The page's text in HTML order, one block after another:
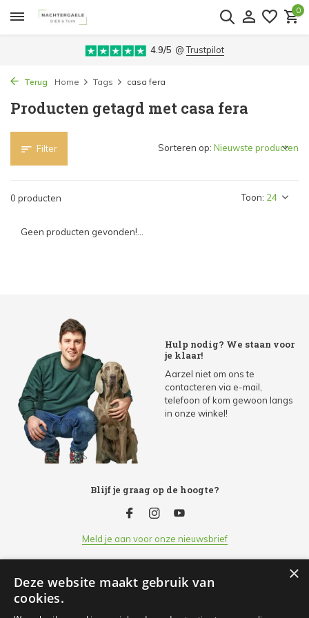
0
4.9/5 @Trustpilot
Terug Home Tags casa fera
Producten getagd met casa fera
Filter
0 producten Toon:
Sorteren op:
Geen producten gevonden!...
Hulp nodig? We staan voor
je klaar!
Aarzel niet om ons te
contacteren via e-mail,
telefoon of kom gewoon langs
in onze winkel!
Blijf je graag op de hoogte?
Meld je aan voor onze nieuwsbrief
Klantenservice
×
Deze website maakt gebruik van
cookies.